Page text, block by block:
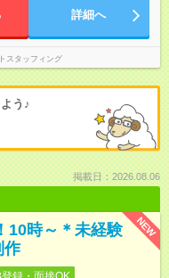
詳細へ
スタッフィング
う♪
掲載日：2026.08.06
NEW
10時～＊未経験
作